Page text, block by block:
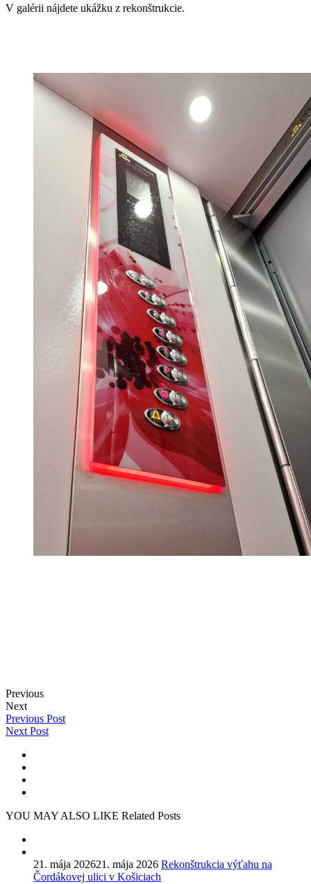
V galérii nájdete ukážku z rekonštrukcie.
Previous
Next
Previous Post
Next Post
YOU MAY ALSO LIKE Related Posts
21. mája 202621. mája 2026 Rekonštrukcia výťahu na
Čordákovej ulici v Košiciach